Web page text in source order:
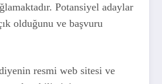
Potansiyel adaylar
olduğunu ve başvuru
resmi web sitesi ve